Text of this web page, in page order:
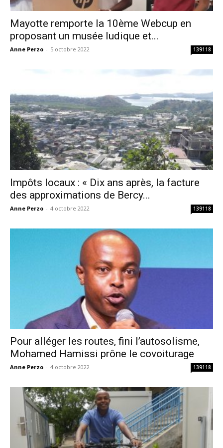
Mayotte remporte la 10ème Webcup en
proposant un musée ludique et...
Anne Perzo - 5 octobre 2022 139118
Impôts locaux : « Dix ans après, la facture
des approximations de Bercy...
Anne Perzo - 4 octobre 2022 139118
Pour alléger les routes, fini l’autosolisme,
Mohamed Hamissi prône le covoiturage
Anne Perzo - 4 octobre 2022 139118